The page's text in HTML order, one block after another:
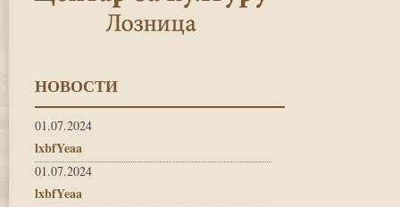
НОВОСТИ
01.07.2024
lxbfYeaa
01.07.2024
lxbfYeaa